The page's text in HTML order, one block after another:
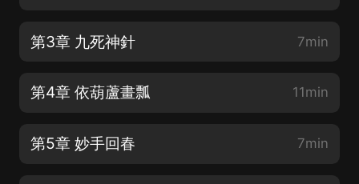
第3章 九死神針 7min
第4章 依葫蘆畫瓢 11min
第5章 妙手回春 7min